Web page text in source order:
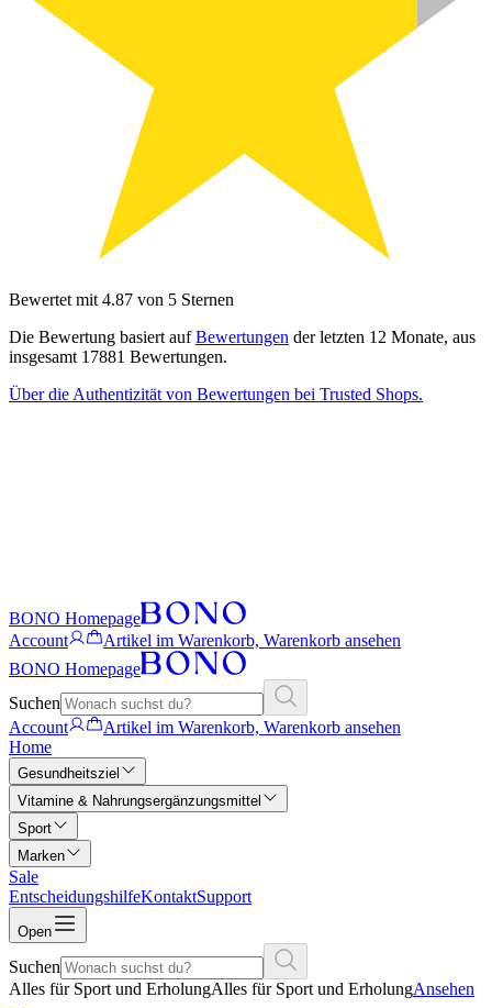
Bewertet mit 4.87 von 5 Sternen
Die Bewertung basiert aufBewertungen der letzten 12 Monate, aus
insgesamt 17881 Bewertungen.
Über die Authentizität von Bewertungen bei Trusted Shops.
BONO Homepage
Account
Artikel im Warenkorb, Warenkorb ansehen
BONO Homepage
Suchen
Account
Artikel im Warenkorb, Warenkorb ansehen
Home
Gesundheitsziel
Vitamine & Nahrungsergänzungsmittel
Sport
Marken
Sale
EntscheidungshilfeKontaktSupport
Open
Suchen
Alles für Sport und ErholungAlles für Sport und ErholungAnsehen